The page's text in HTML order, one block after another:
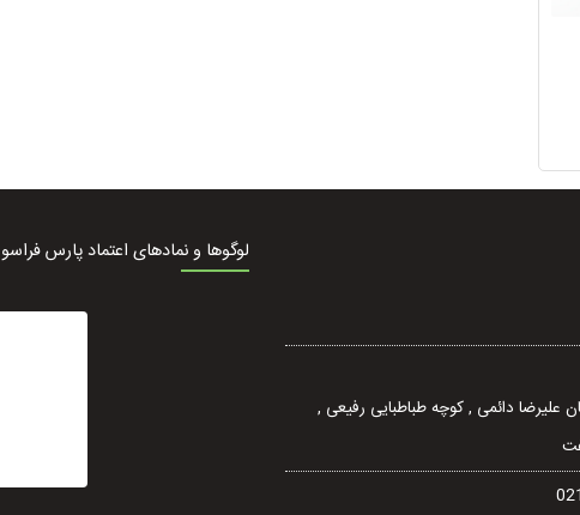
عليرضا دائمی , کوچه طباطبایی رفيعی ,
لوگوها و نمادهای اعتماد پارس فراسو